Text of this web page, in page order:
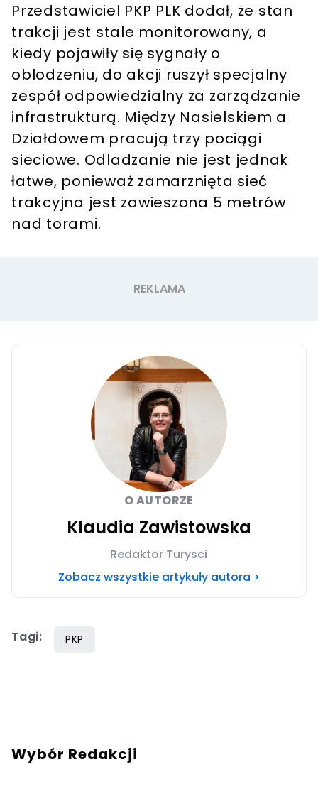
Przedstawiciel PKP PLK dodał, że stan
trakcji jest stale monitorowany, a
kiedy pojawiły się sygnały o
oblodzeniu, do akcji ruszył specjalny
zespół odpowiedzialny za zarządzanie
infrastrukturą. Między Nasielskiem a
Działdowem pracują trzy pociągi
sieciowe. Odladzanie nie jest jednak
łatwe, ponieważ zamarznięta sieć
trakcyjna jest zawieszona 5 metrów
nad torami.
O AUTORZE
Klaudia Zawistowska
Redaktor Turysci
Zobacz wszystkie artykuły autora >
Tagi: PKP
Wybór Redakcji